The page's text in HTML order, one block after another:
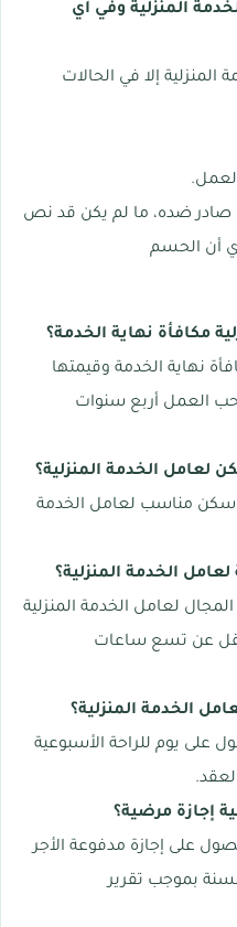
المنزلية وفي أي
إلا في الحالات
صادر ضده، ما لم يكن قد نص
أن الحسم
مكافأة نهاية الخدمة؟
نهاية الخدمة وقيمتها
العمل أربع سنوات
الخدمة المنزلية؟
سكن مناسب لعامل الخدمة
الخدمة المنزلية؟
لعامل الخدمة المنزلية
تقل عن تسع ساعات
الخدمة المنزلية؟
على يوم للراحة الأسبوعية
إجازة مرضية؟
على إجازة مدفوعة الأجر
بموجب تقرير